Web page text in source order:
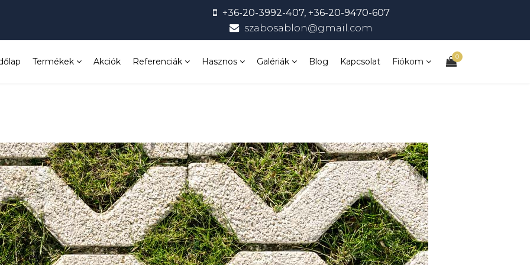
+36-20-3992-407, +36-20-9470-607
szabosablon@gmail.com
0
Termékek Akciók Referenciák Hasznos Galériák Blog Kapcsolat Fiókom